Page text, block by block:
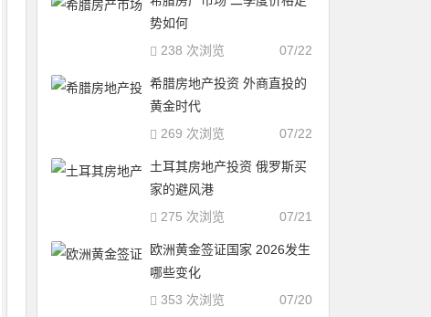
势如何
07/22
238 次浏览
希腊房地产投资 外商直投的
黄金时代
07/22
269 次浏览
土耳其房地产投资 俄罗斯买
家的避风港
07/21
275 次浏览
欧洲黄金签证国家 2026发生
哪些变化
07/20
353 次浏览